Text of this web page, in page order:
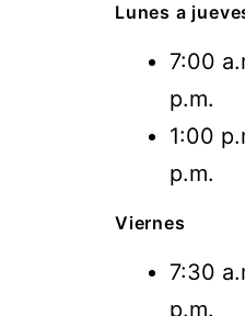
Lunes a
7:00
p.m.
1:00
p.m.
Viernes
7:30
p.m.